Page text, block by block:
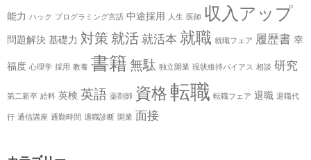
能力 ハック プログラミング言語 中途採用 人生 医師 収入アップ
問題解決 基礎力 対策 就活 就活本 就職 就職フェア 履歴書 幸
福度 心理学 採用 教養 書籍 無駄 独立開業 現状維持バイアス 相談 研究
第二新卒 給料 英検 英語 薬剤師 資格転職 転職フェア 退職 退職代
行 通信講座 通勤時間 適職診断 開業 面接